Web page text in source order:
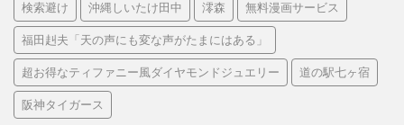
検索避け 沖縄しいたけ田中 澪森 無料漫画サービス
福田赳夫「天の声にも変な声がたまにはある」
超お得なティファニー風ダイヤモンドジュエリー 道の駅七ヶ宿
阪神タイガース